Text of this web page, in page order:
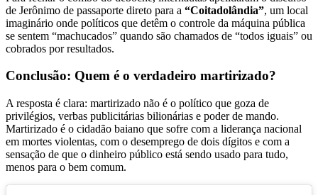
de Jerônimo de passaporte direto para a “Coitadolândia”, um local
imaginário onde políticos que detêm o controle da máquina pública
se sentem “machucados” quando são chamados de “todos iguais” ou
cobrados por resultados.
Conclusão: Quem é o verdadeiro martirizado?
A resposta é clara: martirizado não é o político que goza de
privilégios, verbas publicitárias bilionárias e poder de mando.
Martirizado é o cidadão baiano que sofre com a liderança nacional
em mortes violentas, com o desemprego de dois dígitos e com a
sensação de que o dinheiro público está sendo usado para tudo,
menos para o bem comum.